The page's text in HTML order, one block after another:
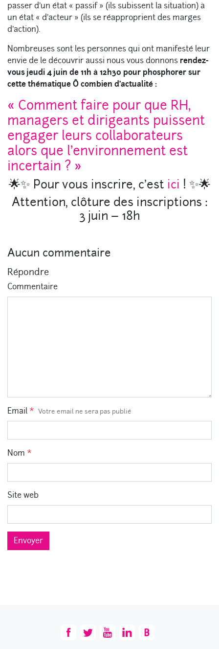
passer d’un état « passif » (ils subissent la situation) à
un état « d’acteur » (ils se réapproprient des marges
d’action).
Nombreuses sont les personnes qui ont manifesté leur
envie de le découvrir aussi nous vous donnons rendez-
vous jeudi 4 juin de 11h à 12h30 pour phosphorer sur
cette thématique Ô combien d’actualité :
« Comment faire pour que RH,
managers et dirigeants puissent
engager leurs collaborateurs
alors que l’environnement est
incertain ? »
🌟✨ Pour vous inscrire, c’est ici ! ✨🌟
Attention, clôture des inscriptions :
3 juin – 18h
Aucun commentaire
Répondre
Commentaire
Email * Votre email ne sera pas publié
Nom *
Site web
Envoyer